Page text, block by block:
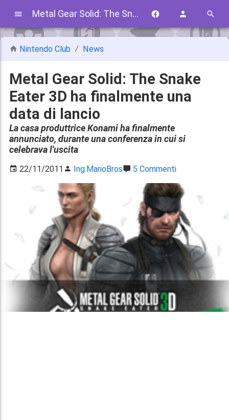
Metal Gear Solid: The Snake Eater 3D ha finalmente una data di lancio
Nintendo Club News
Metal Gear Solid: The Snake
Eater 3D ha finalmente una
data di lancio
La casa produttrice Konami ha finalmente
annunciato, durante una conferenza in cui si
celebrava l'uscita
22/11/2011 Ing.MarioBros 5 Commenti